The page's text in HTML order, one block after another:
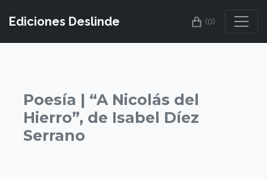
Ediciones Deslinde (0)
Poesía | “A Nicolás del
Hierro”, de Isabel Díez
Serrano